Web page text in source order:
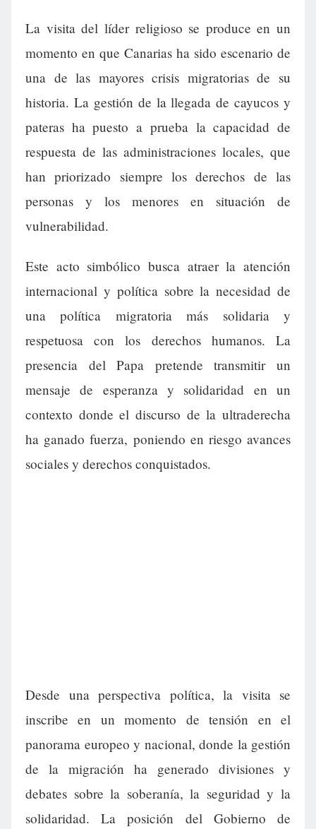
La visita del líder religioso se produce en un
momento en que Canarias ha sido escenario de
una de las mayores crisis migratorias de su
historia. La gestión de la llegada de cayucos y
pateras ha puesto a prueba la capacidad de
respuesta de las administraciones locales, que
han priorizado siempre los derechos de las
personas y los menores en situación de
vulnerabilidad.
Este acto simbólico busca atraer la atención
internacional y política sobre la necesidad de
una política migratoria más solidaria y
respetuosa con los derechos humanos. La
presencia del Papa pretende transmitir un
mensaje de esperanza y solidaridad en un
contexto donde el discurso de la ultraderecha
ha ganado fuerza, poniendo en riesgo avances
sociales y derechos conquistados.
Desde una perspectiva política, la visita se
inscribe en un momento de tensión en el
panorama europeo y nacional, donde la gestión
de la migración ha generado divisiones y
debates sobre la soberanía, la seguridad y la
solidaridad. La posición del Gobierno de